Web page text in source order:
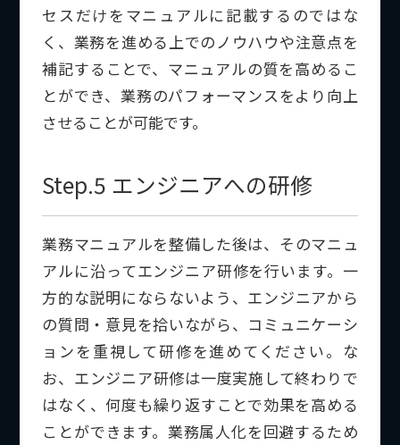
セスだけをマニュアルに記載するのではな
く、業務を進める上でのノウハウや注意点を
補記することで、マニュアルの質を高めるこ
とができ、業務のパフォーマンスをより向上
させることが可能です。
Step.5 エンジニアへの研修
業務マニュアルを整備した後は、そのマニュ
アルに沿ってエンジニア研修を行います。一
方的な説明にならないよう、エンジニアから
の質問・意見を拾いながら、コミュニケーシ
ョンを重視して研修を進めてください。 な
お、エンジニア研修は一度実施して終わりで
はなく、何度も繰り返すことで効果を高める
ことができます。業務属人化を回避するため